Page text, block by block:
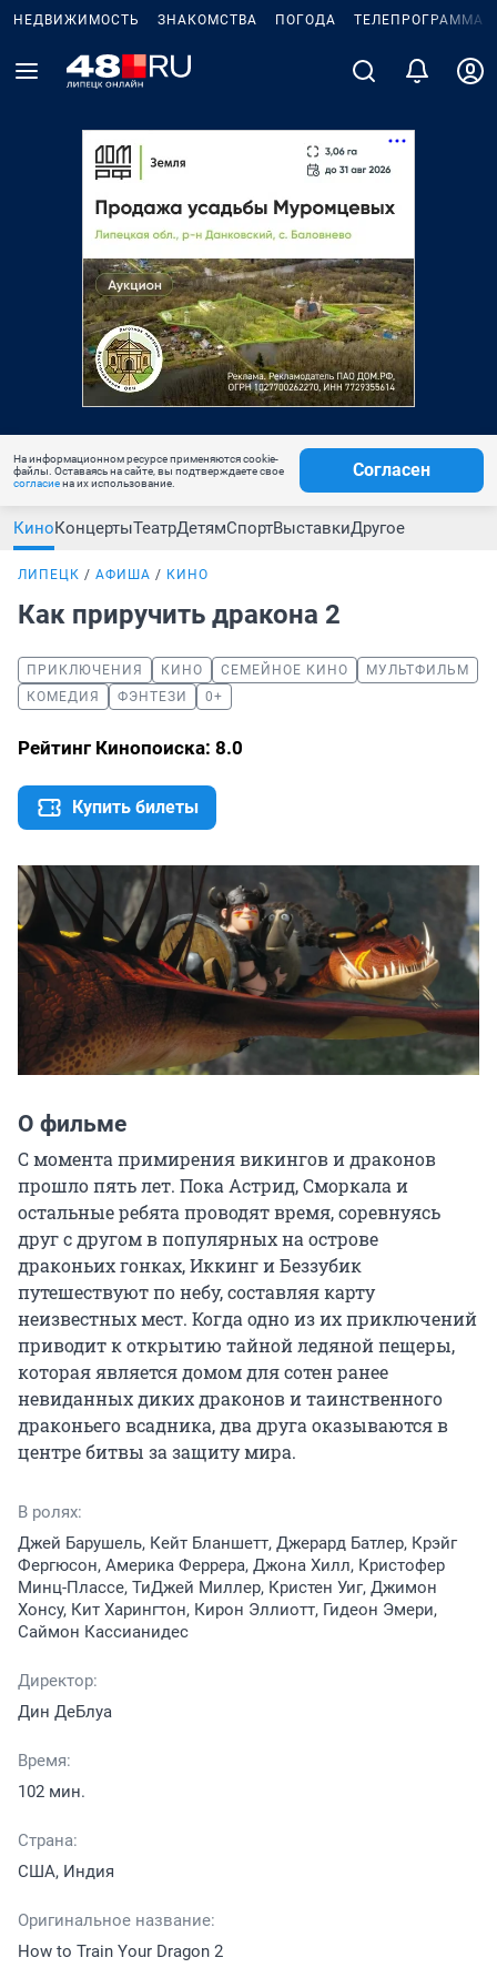
НЕДВИЖИМОСТЬ ЗНАКОМСТВА ПОГОДА ТЕЛЕПРОГРАММА
На информационном ресурсе применяются cookie-
файлы. Оставаясь на сайте, вы подтверждаете свое
согласиена их использование.
Согласен
КиноКонцертыТеатрДетямСпортВыставкиДругое
ЛИПЕЦК АФИША КИНО
Как приручить дракона 2
ПРИКЛЮЧЕНИЯ КИНО СЕМЕЙНОЕ КИНО
МУЛЬТФИЛЬМ
КОМЕДИЯ
ФЭНТЕЗИ 0+
Рейтинг Кинопоиска: 8.0
Купить билеты
О фильме
С момента примирения викингов и драконов
прошло пять лет. Пока Астрид, Сморкала и
остальные ребята проводят время, соревнуясь
друг с другом в популярных на острове
драконьих гонках, Иккинг и Беззубик
путешествуют по небу, составляя карту
неизвестных мест. Когда одно из их приключений
приводит к открытию тайной ледяной пещеры,
которая является домом для сотен ранее
невиданных диких драконов и таинственного
драконьего всадника, два друга оказываются в
центре битвы за защиту мира.
В ролях:
Джей Барушель, Кейт Бланшетт, Джерард Батлер, Крэйг
Фергюсон, Америка Феррера, Джона Хилл, Кристофер
Минц-Плассе, ТиДжей Миллер, Кристен Уиг, Джимон
Хонсу, Кит Харингтон, Кирон Эллиотт, Гидеон Эмери,
Саймон Кассианидес
Директор:
Дин ДеБлуа
Время:
102 мин.
Страна:
США, Индия
Оригинальное название:
How to Train Your Dragon 2